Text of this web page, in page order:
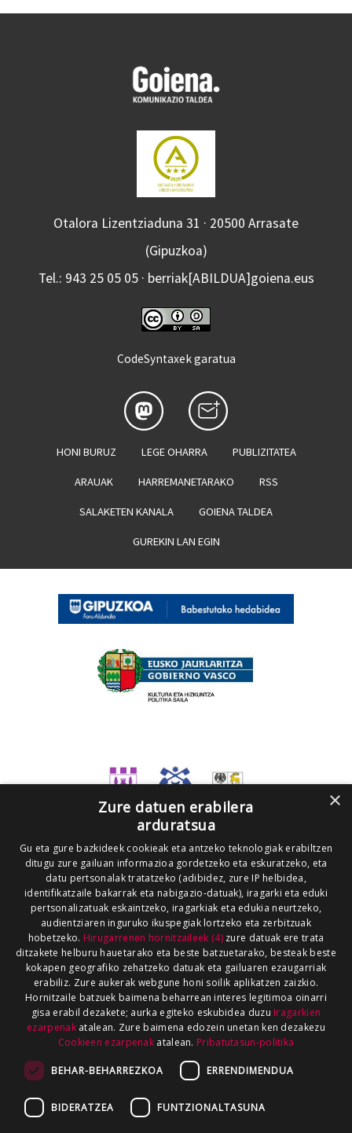
Otalora Lizentziaduna 31 · 20500 Arrasate
(Gipuzkoa)
Tel.: 943 25 05 05 · berriak[ABILDUA]goiena.eus
CodeSyntaxek garatua
HONI BURUZ LEGE OHARRA PUBLIZITATEA
ARAUAK HARREMANETARAKO RSS
SALAKETEN KANALA GOIENA TALDEA
GUREKIN LAN EGIN
×
Zure datuen erabilera
arduratsua
Gu eta gure bazkideek cookieak eta antzeko teknologiak erabiltzen
ditugu zure gailuan informazioa gordetzeko eta eskuratzeko, eta
datu pertsonalak tratatzeko (adibidez, zure IP helbidea,
identifikatzaile bakarrak eta nabigazio-datuak), iragarki eta eduki
pertsonalizatuak eskaintzeko, iragarkiak eta edukia neurtzeko,
audientziaren inguruko ikuspegiak lortzeko eta zerbitzuak
hobetzeko. Hirugarrenen hornitzaileek (4)zure datuak ere trata
ditzakete helburu hauetarako eta beste batzuetarako, besteak beste
kokapen geografiko zehatzeko datuak eta gailuaren ezaugarriak
erabiliz. Zure aukerak webgune honi soilik aplikatzen zaizkio.
Hornitzaile batzuek baimena beharrean interes legitimoa oinarri
gisa erabil dezakete; aurka egiteko eskubidea duzu Iragarkien
ezarpenakatalean. Zure baimena edozein unetan ken dezakezu
Cookieen ezarpenak atalean. Pribatutasun-politika
BEHAR-BEHARREZKOA ERRENDIMENDUA
BIDERATZEA FUNTZIONALTASUNA